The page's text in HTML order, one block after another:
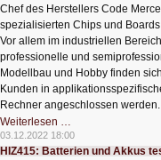
Chef des Herstellers Code
spezialisierten Chips und
Vor allem im industriellen
professionelle und
Modellbau und Hobby finden
Kunden in
Rechner angeschlossen werden.
Weiterlesen …
Controller
für
USB-
03.12.2022 18:00
HIZ415: Batterien und Akkus